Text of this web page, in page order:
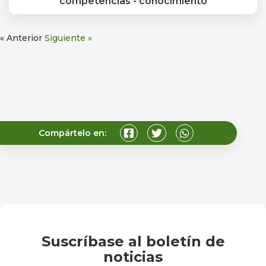
Descargue el archivo
« Anterior Siguiente »
Compártelo en:
Suscríbase al boletín de
noticias